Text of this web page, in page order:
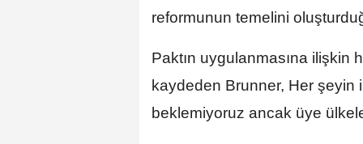
reformunun temelini
Paktın uygulanmasına ilişkin
kaydeden Brunner, Her
beklemiyoruz ancak üye